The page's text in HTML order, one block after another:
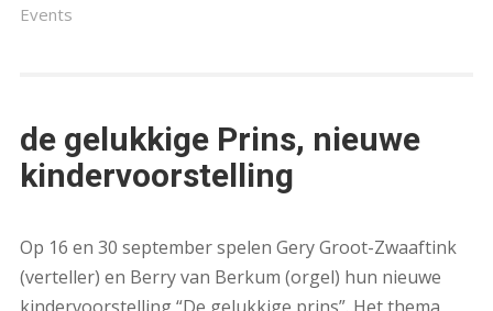
Events
de gelukkige Prins, nieuwe
kindervoorstelling
Op 16 en 30 september spelen Gery Groot-Zwaaftink
(verteller) en Berry van Berkum (orgel) hun nieuwe